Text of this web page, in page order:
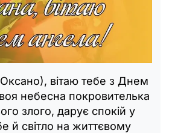
вітаю тебе з Днем
небесна покровителька
злого, дарує спокій у
й світло на життєвому